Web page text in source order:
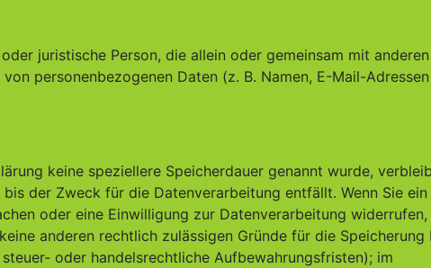
juristische Person, die allein oder gemeinsam mit
personenbezogenen Daten (z. B. Namen, E-Mail-
keine speziellere Speicherdauer genannt wurde,
der Zweck für die Datenverarbeitung entfällt. Wenn Sie ein
oder eine Einwilligung zur Datenverarbeitung widerrufen,
anderen rechtlich zulässigen Gründe für die Speicherung
oder handelsrechtliche Aufbewahrungsfristen); im